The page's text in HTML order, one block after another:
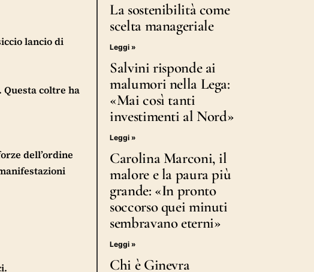
lancio di
coltre ha
dell’ordine
La sostenibilità come
scelta manageriale
Leggi »
Salvini risponde ai
malumori nella Lega:
«Mai così tanti
investimenti al Nord»
Leggi »
Carolina Marconi, il
malore e la paura più
grande: «In pronto
soccorso quei minuti
sembravano eterni»
Leggi »
Chi è Ginevra